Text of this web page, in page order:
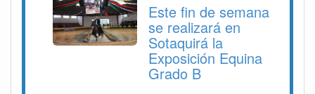
Este fin de semana
se realizará en
Sotaquirá la
Exposición Equina
Grado B